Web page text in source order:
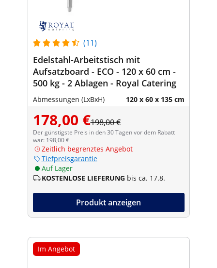
(11)
Edelstahl-Arbeitstisch mit
Aufsatzboard - ECO - 120 x 60 cm -
500 kg - 2 Ablagen - Royal Catering
Abmessungen (LxBxH) 120 x 60 x 135 cm
178,00 €198,00 €
Der günstigste Preis in den 30 Tagen vor dem Rabatt
war: 198,00 €
Zeitlich begrenztes Angebot
Tiefpreisgarantie
Auf Lager
KOSTENLOSE LIEFERUNG bis ca. 17.8.
Produkt anzeigen
Im Angebot